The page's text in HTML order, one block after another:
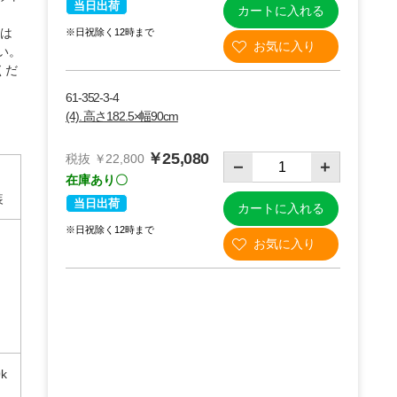
だ
当日出荷
※日祝除く12時まで
カートに入れる
61-352-3-4
(4). 高さ182.5×幅90cm
税抜 ￥22,800 ￥25,080
在庫あり〇
当日出荷
※日祝除く12時まで
カートに入れる